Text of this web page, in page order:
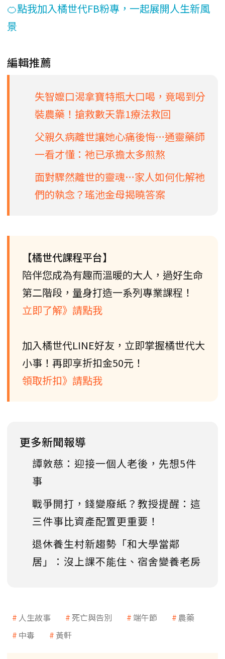
🍊點我加入橘世代FB粉專，一起展開人生新風
景
編輯推薦
失智嬤口渴拿寶特瓶大口喝，竟喝到分
裝農藥！搶救數天靠1療法救回
父親久病離世讓她心痛後悔…通靈藥師
一看才懂：祂已承擔太多煎熬
面對驟然離世的靈魂…家人如何化解祂
們的執念？瑤池金母揭曉答案
【橘世代課程平台】
陪伴您成為有趣而溫暖的大人，過好生命
第二階段，量身打造一系列專業課程！
立即了解》請點我
加入橘世代LINE好友，立即掌握橘世代大
小事！再即享折扣金50元！
領取折扣》請點我
更多新聞報導
譚敦慈：迎接一個人老後，先想5件
事
戰爭開打，錢變廢紙？教授提醒：這
三件事比資產配置更重要！
退休養生村新趨勢「和大學當鄰
居」：沒上課不能住、宿舍變養老房
人生故事 死亡與告別 端午節
農藥
中毒
黃軒